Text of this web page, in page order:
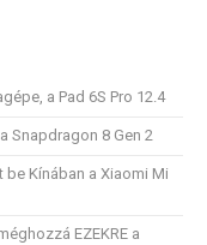
a Pad 6S Pro 12.4
Snapdragon 8 Gen 2
Kínában a Xiaomi Mi
EZEKRE a